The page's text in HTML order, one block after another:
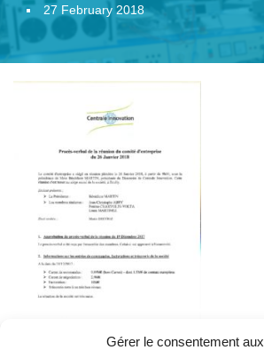
Gérer le consentement aux
27 February 2018